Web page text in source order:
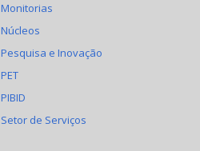
Monitorias
Núcleos
Pesquisa e Inovação
PET
PIBID
Setor de Serviços